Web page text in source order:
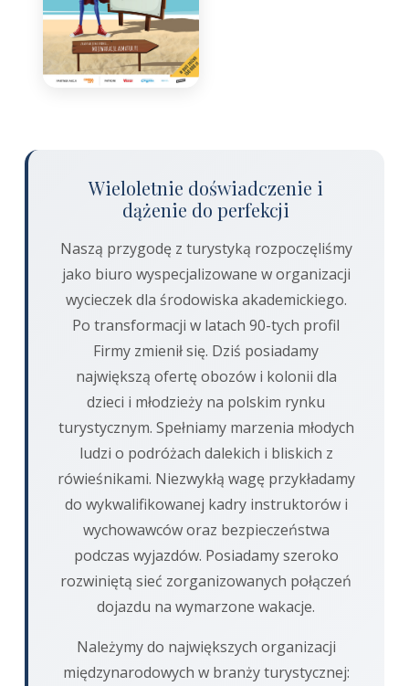
Wieloletnie doświadczenie i
dążenie do perfekcji
Naszą przygodę z turystyką rozpoczęliśmy
jako biuro wyspecjalizowane w organizacji
wycieczek dla środowiska akademickiego.
Po transformacji w latach 90-tych profil
Firmy zmienił się. Dziś posiadamy
największą ofertę obozów i kolonii dla
dzieci i młodzieży na polskim rynku
turystycznym. Spełniamy marzenia młodych
ludzi o podróżach dalekich i bliskich z
rówieśnikami. Niezwykłą wagę przykładamy
do wykwalifikowanej kadry instruktorów i
wychowawców oraz bezpieczeństwa
podczas wyjazdów. Posiadamy szeroko
rozwiniętą sieć zorganizowanych połączeń
dojazdu na wymarzone wakacje.
Należymy do największych organizacji
międzynarodowych w branży turystycznej: